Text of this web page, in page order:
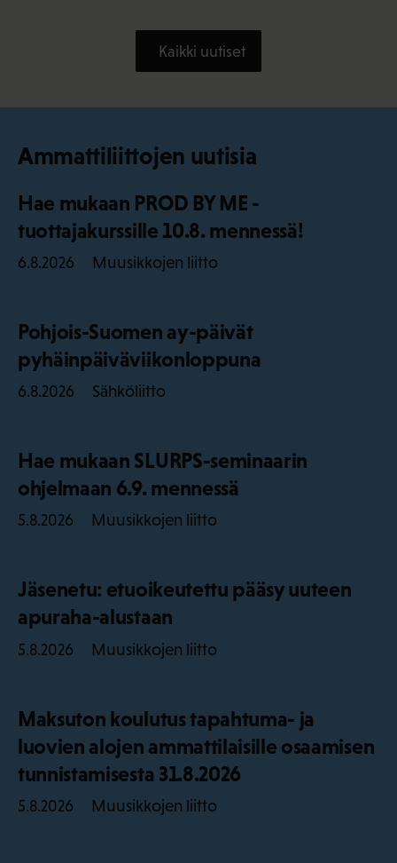
Kaikki uutiset
Ammattiliittojen uutisia
Hae mukaan PROD BY ME -
tuottajakurssille 10.8. mennessä!
6.8.2026 Muusikkojen liitto
Pohjois-Suomen ay-päivät
pyhäinpäiväviikonloppuna
6.8.2026 Sähköliitto
Hae mukaan SLURPS-seminaarin
ohjelmaan 6.9. mennessä
5.8.2026 Muusikkojen liitto
Jäsenetu: etuoikeutettu pääsy uuteen
apuraha-alustaan
5.8.2026 Muusikkojen liitto
Maksuton koulutus tapahtuma- ja
luovien alojen ammattilaisille osaamisen
tunnistamisesta 31.8.2026
5.8.2026 Muusikkojen liitto